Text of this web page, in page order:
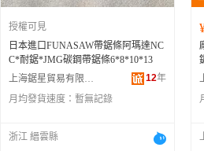
授權可見
日本進口FUNASAW帶鋸條阿瑪達NC
C*耐鋸*JMG碳鋼帶鋸條6*8*10*13
上海鋸星貿易有限公司
12年
月均發貨速度： 暫無記錄
浙江 縉雲縣